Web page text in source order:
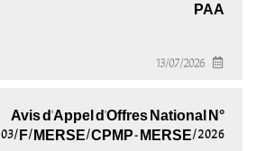
PAA
13/07/2026
Avis d'Appel d'Offres National N°
03/F/MERSE/CPMP-MERSE/2026